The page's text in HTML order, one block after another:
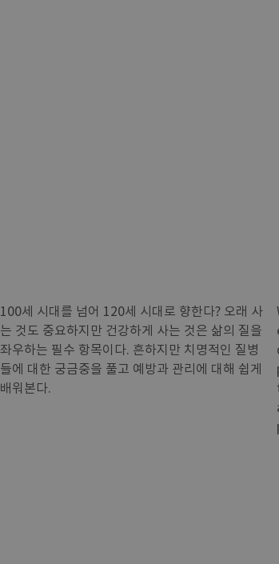
100세 시대를 넘어 120세 시대로 향한다? 오래 사
는 것도 중요하지만 건강하게 사는 것은 삶의 질을
좌우하는 필수 항목이다. 흔하지만 치명적인 질병
들에 대한 궁금중을 풀고 예방과 관리에 대해 쉽게
배워본다.